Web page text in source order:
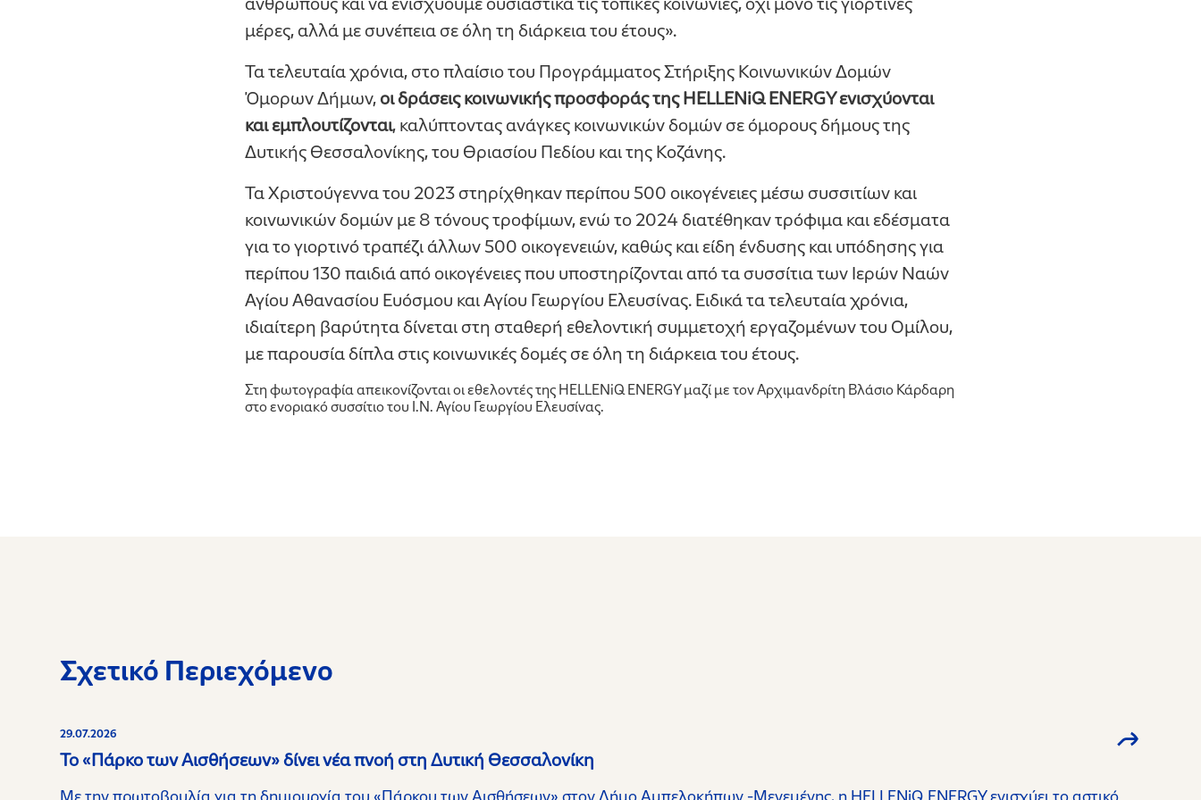
μέρες, αλλά με συνέπεια σε όλη τη διάρκεια του έτους».
Τα τελευταία χρόνια, στο πλαίσιο του Προγράμματος Στήριξης Κοινωνικών Δομών
Όμορων Δήμων,οι δράσεις κοινωνικής προσφοράς της HELLENiQ ENERGY ενισχύονται
και εμπλουτίζονται, καλύπτοντας ανάγκες κοινωνικών δομών σε όμορους δήμους της
Δυτικής Θεσσαλονίκης, του Θριασίου Πεδίου και της Κοζάνης.
Τα Χριστούγεννα του 2023 στηρίχθηκαν περίπου 500 οικογένειες μέσω συσσιτίων και
κοινωνικών δομών με 8 τόνους τροφίμων, ενώ το 2024 διατέθηκαν τρόφιμα και εδέσματα
για το γιορτινό τραπέζι άλλων 500 οικογενειών, καθώς και είδη ένδυσης και υπόδησης για
περίπου 130 παιδιά από οικογένειες που υποστηρίζονται από τα συσσίτια των Ιερών Ναών
Αγίου Αθανασίου Ευόσμου και Αγίου Γεωργίου Ελευσίνας. Ειδικά τα τελευταία χρόνια,
ιδιαίτερη βαρύτητα δίνεται στη σταθερή εθελοντική συμμετοχή εργαζομένων του Ομίλου,
με παρουσία δίπλα στις κοινωνικές δομές σε όλη τη διάρκεια του έτους.
Στη φωτογραφία απεικονίζονται οι εθελοντές της HELLENiQ ENERGY μαζί με τον Αρχιμανδρίτη Βλάσιο Κάρδαρη
στο ενοριακό συσσίτιο του Ι.Ν. Αγίου Γεωργίου Ελευσίνας.
Σχετικό Περιεχόμενο
29.07.2026
Το «Πάρκο των Αισθήσεων» δίνει νέα πνοή στη Δυτική Θεσσαλονίκη